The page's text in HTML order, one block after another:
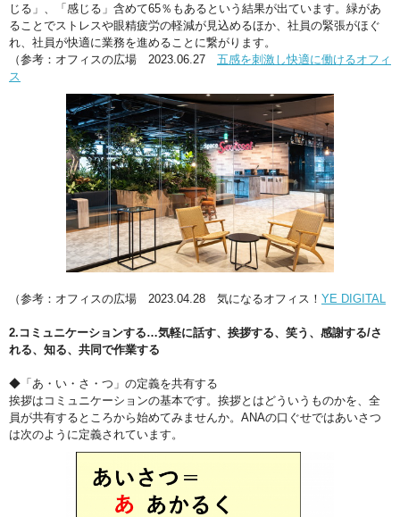
じる」、「感じる」含めて65％もあるという結果が出ています。緑があ
ることでストレスや眼精疲労の軽減が見込めるほか、社員の緊張がほぐ
れ、社員が快適に業務を進めることに繋がります。
（参考：オフィスの広場 2023.06.27 五感を刺激し快適に働けるオフィ
ス
（参考：オフィスの広場 2023.04.28 気になるオフィス！ YE DIGITAL
2.コミュニケーションする…気軽に話す、挨拶する、笑う、感謝する/さ
れる、知る、共同で作業する
◆「あ・い・さ・つ」の定義を共有する
挨拶はコミュニケーションの基本です。挨拶とはどういうものかを、全
員が共有するところから始めてみませんか。ANAの口ぐせではあいさつ
は次のように定義されています。